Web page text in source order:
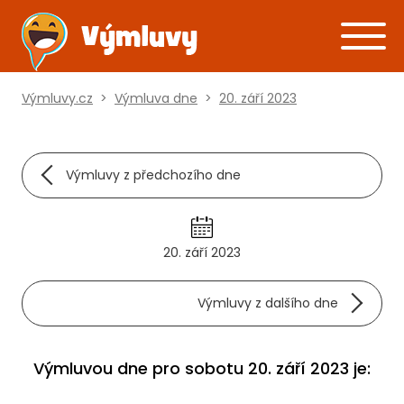
Výmluvy.cz > Výmluva dne > 20. září 2023
Výmluvy z předchozího dne
20. září 2023
Výmluvy z dalšího dne
Výmluvou dne pro sobotu 20. září 2023 je: